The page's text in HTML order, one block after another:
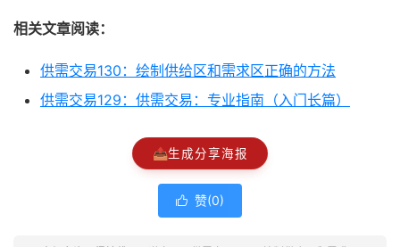
相关文章阅读：
供需交易130：绘制供给区和需求区正确的方法
供需交易129：供需交易：专业指南（入门长篇）
📤生成分享海报
 赞(0)